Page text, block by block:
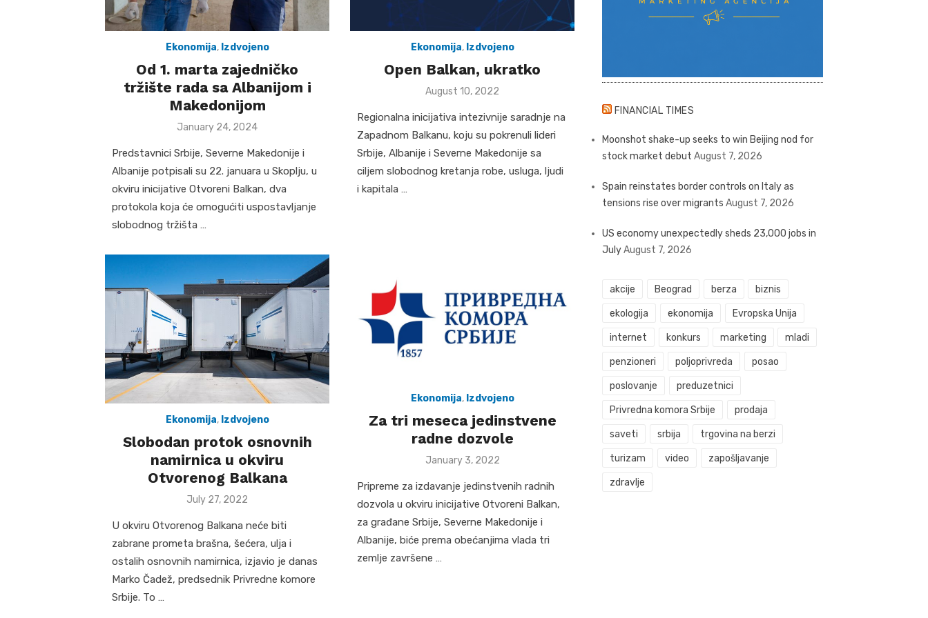
Ekonomija, Izdvojeno
Od 1. marta zajedničko
tržište rada sa Albanijom i
Makedonijom
Posted
January 24, 2024
Predstavnici Srbije, Severne Makedonije i
Albanije potpisali su 22. januara u Skoplju, u
okviru inicijative Otvoreni Balkan, dva
protokola koja će omogućiti uspostavljanje
slobodnog tržišta …
Ekonomija, Izdvojeno
Open Balkan, ukratko
Posted
August 10, 2022
Regionalna inicijativa intezivnije saradnje na
Zapadnom Balkanu, koju su pokrenuli lideri
Srbije, Albanije i Severne Makedonije sa
ciljem slobodnog kretanja robe, usluga, ljudi
i kapitala …
Ekonomija, Izdvojeno
Slobodan protok osnovnih
namirnica u okviru
Otvorenog Balkana
Posted
July 27, 2022
U okviru Otvorenog Balkana neće biti
zabrane prometa brašna, šećera, ulja i
ostalih osnovnih namirnica, izjavio je danas
Marko Čadež, predsednik Privredne komore
Srbije. To …
Ekonomija, Izdvojeno
Za tri meseca jedinstvene
radne dozvole
Posted
January 3, 2022
Pripreme za izdavanje jedinstvenih radnih
dozvola u okviru inicijative Otvoreni Balkan,
za građane Srbije, Severne Makedonije i
Albanije, biće prema obećanjima vlada tri
zemlje završene …
FINANCIAL TIMES
Moonshot shake-up seeks to win Beijing nod for
stock market debut August 7, 2026
Spain reinstates border controls on Italy as
tensions rise over migrants August 7, 2026
US economy unexpectedly sheds 23,000 jobs in
JulyAugust 7, 2026
akcije Beograd berza biznis
ekologija ekonomija Evropska Unija
internet konkurs marketing mladi
penzioneri poljoprivreda posao
poslovanje preduzetnici
Privredna komora Srbije prodaja
saveti srbija trgovina na berzi
turizam video zapošljavanje
zdravlje